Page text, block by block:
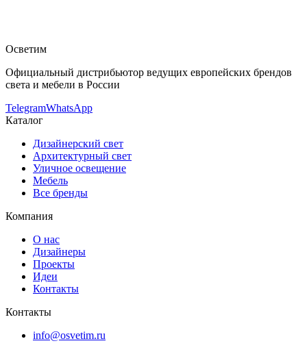
Осветим
Официальный дистрибьютор ведущих европейских брендов
света и мебели в России
TelegramWhatsApp
Каталог
Дизайнерский свет
Архитектурный свет
Уличное освещение
Мебель
Все бренды
Компания
О нас
Дизайнеры
Проекты
Идеи
Контакты
Контакты
info@osvetim.ru